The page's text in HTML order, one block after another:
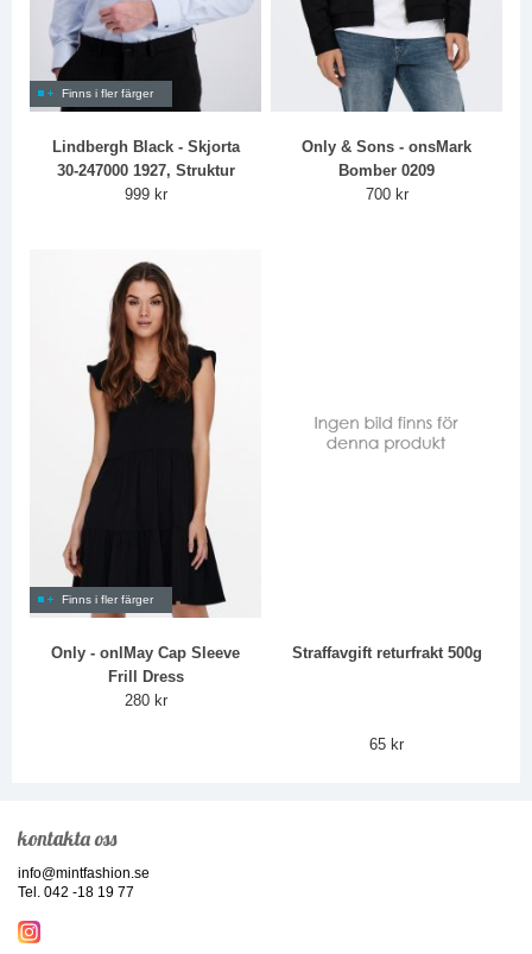
Finns i fler färger
Lindbergh Black - Skjorta
30-247000 1927, Struktur
999 kr
Only & Sons - onsMark
Bomber 0209
700 kr
Finns i fler färger
Only - onlMay Cap Sleeve
Frill Dress
280 kr
Straffavgift returfrakt 500g
65 kr
kontakta oss
info@mintfashion.se
Tel. 042 -18 19 77